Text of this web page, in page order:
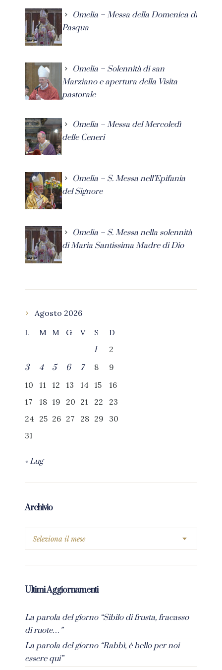
Omelia – Messa della Domenica di
Pasqua
Omelia – Solennità di san
Marziano e apertura della Visita
pastorale
Omelia – Messa del Mercoledì
delle Ceneri
Omelia – S. Messa nell’Epifania
del Signore
Omelia – S. Messa nella solennità
di Maria Santissima Madre di Dio
Agosto 2026
L
M M G V S
D
1
2
3
4 5 6 7 8
9
10
11 12 13 14 15
16
17
18 19 20 21 22
23
24 25 26 27 28 29
30
31
« Lug
Archivio
Ultimi Aggiornamenti
La parola del giorno “Sibilo di frusta, fracasso
di ruote…”
La parola del giorno “Rabbì, è bello per noi
essere qui”